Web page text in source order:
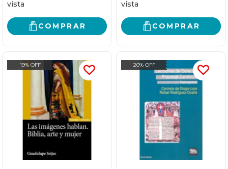
COMPRAR COMPRAR
19% OFF 20% OFF